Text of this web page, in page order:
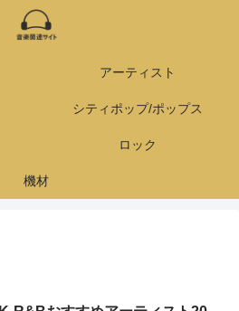
アーティスト
シティポップ/ポップス
ロック
機材